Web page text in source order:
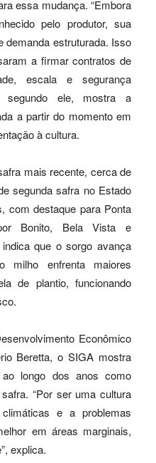
essa mudança. “Embora
pelo produtor, sua
demanda estruturada. Isso
a firmar contratos de
escala e segurança
segundo ele, mostra a
a partir do momento em
à cultura.
mais recente, cerca de
segunda safra no Estado
com destaque para Ponta
Bonito, Bela Vista e
que o sorgo avança
milho enfrenta maiores
de plantio, funcionando
Econômico
Beretta, o SIGA mostra
longo dos anos como
“Por ser uma cultura
e a problemas
em áreas marginais,
explica.